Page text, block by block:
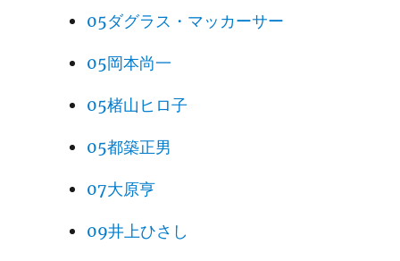
05ダグラス・マッカーサー
05岡本尚一
05楮山ヒロ子
05都築正男
07大原亨
09井上ひさし